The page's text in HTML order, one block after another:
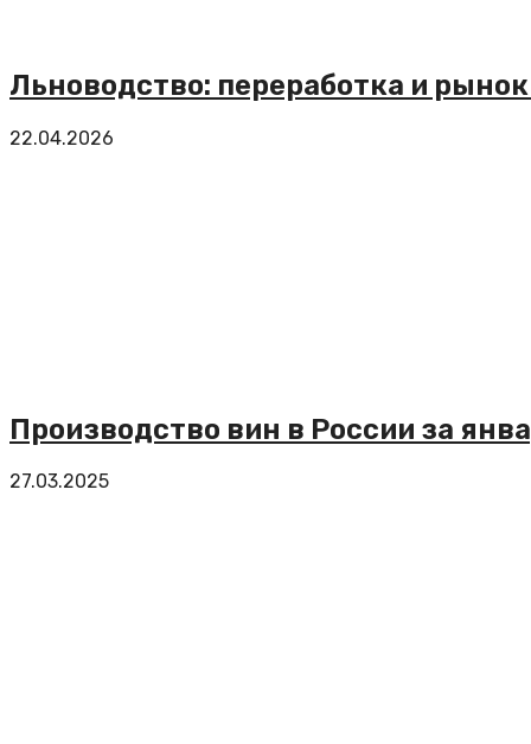
Льноводство: переработка и
22.04.2026
Производство вин в России за
27.03.2025